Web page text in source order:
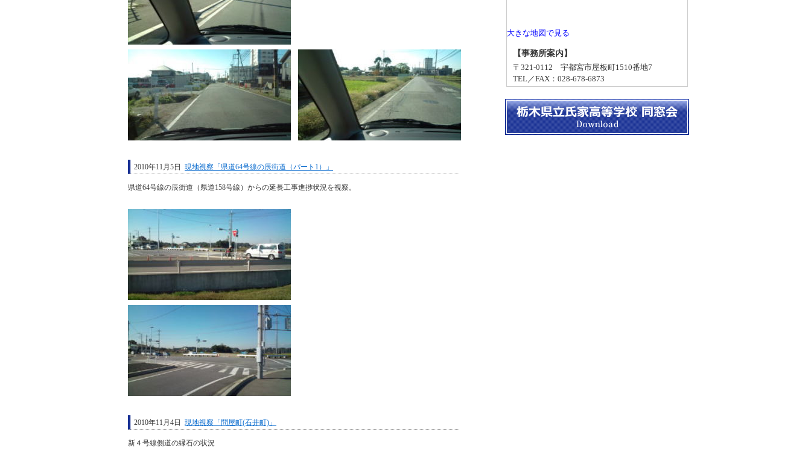
2010年11月5日 現地視察「県道64号線の辰街道（パート1）」
県道64号線の辰街道（県道158号線）からの延長工事進捗状況を視察。
2010年11月4日 現地視察「問屋町(石井町)」
新４号線側道の縁石の状況
大きな地図で見る
【事務所案内】
〒321-0112 宇都宮市屋板町1510番地7
TEL／FAX：028-678-6873